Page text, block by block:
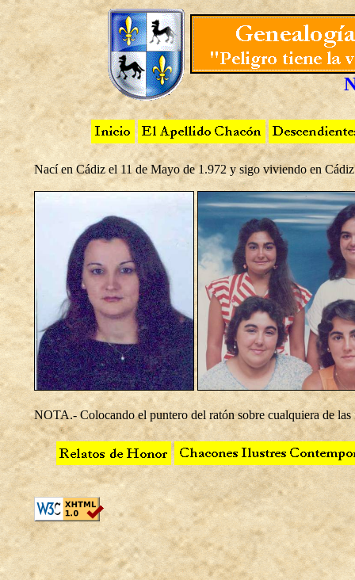
Nací en Cádiz el 11 de Mayo de 1.972 y sigo viviendo en
NOTA.- Colocando el puntero del ratón sobre cualquiera de